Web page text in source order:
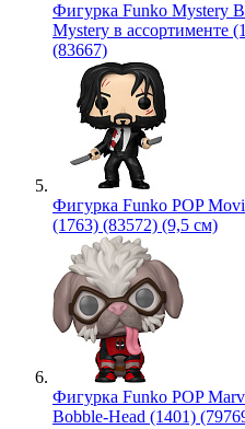
Фигурка Funko Mystery
Mystery в ассортименте
(83667)
Фигурка Funko POP
(1763) (83572) (9,5 см)
Фигурка Funko POP
Bobble-Head (1401)